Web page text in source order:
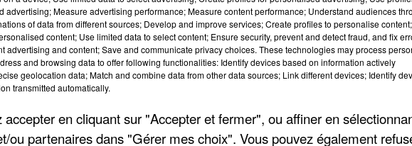
rouge concernant la présence de l'insecte sur son
dans toute le pays dont une bonne partie de l'Ile-
maladies comme le paludisme, la fièvre jaune, la
advertising; Measure advertising performance; Measure content performance; Understand audiences
of data from different sources; Develop and improve services; Create profiles to personalise
content; Use limited data to select content; Ensure security, prevent and detect fraud, and fix
advertising and content; Save and communicate privacy choices. These technologies may process
and browsing data to offer following functionalities: Identify devices based on information actively
geolocation data; Match and combine data from other data sources; Link different devices; Identify
transmitted automatically.
accepter en cliquant sur "Accepter et fermer", ou affiner en
ou partenaires dans "Gérer mes choix". Vous pouvez également